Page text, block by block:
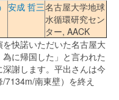
安成 哲三名古屋大学地球
水循環研究セン
ター, AACK
快諾いただいた名古屋大
に帰国した」と言われた
謝します。平出さんは今
7134m/南東壁）を終え